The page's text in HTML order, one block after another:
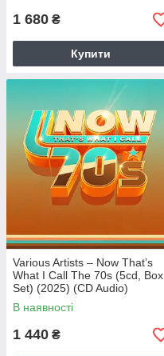
1 680 ₴
Купити
Various Artists – Now That’s
What I Call The 70s (5cd, Box
Set) (2025) (CD Audio)
(Import)
В наявності
1 440 ₴